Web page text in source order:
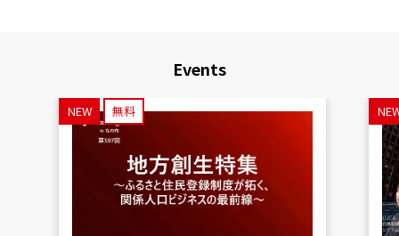
Events
NEW 無料